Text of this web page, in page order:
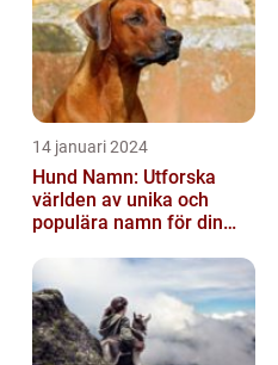
14 januari 2024
Hund Namn: Utforska
världen av unika och
populära namn för din